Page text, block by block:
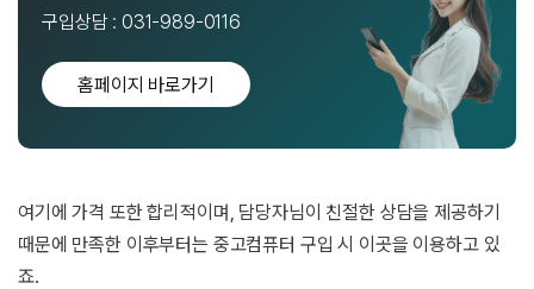
구입상담 : 031-989-0116
홈페이지 바로가기
여기에 가격 또한 합리적이며, 담당자님이 친절한 상담을 제공하기
때문에 만족한 이후부터는 중고컴퓨터 구입 시 이곳을 이용하고 있
죠.